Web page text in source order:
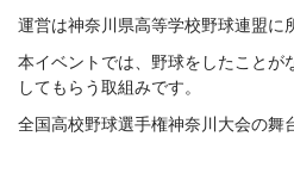
運営は神奈川県高等学校野球連盟に
本イベントでは、野球をしたこと
してもらう取組みです。
全国高校野球選手権神奈川大会の舞